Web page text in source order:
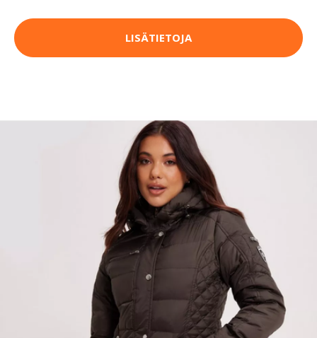
LISÄTIETOJA